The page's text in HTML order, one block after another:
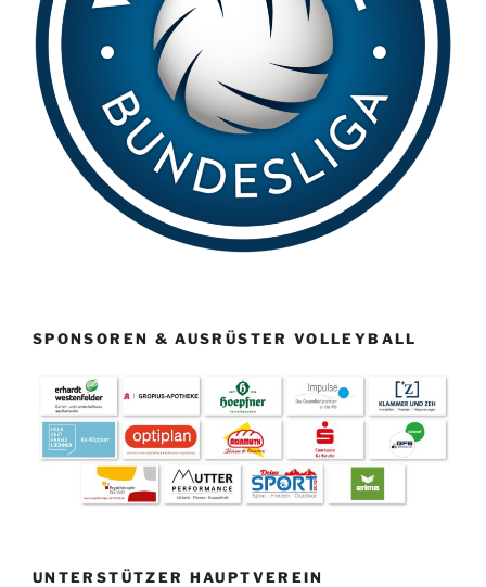
SPONSOREN & AUSRÜSTER VOLLEYBALL
UNTERSTÜTZER HAUPTVEREIN